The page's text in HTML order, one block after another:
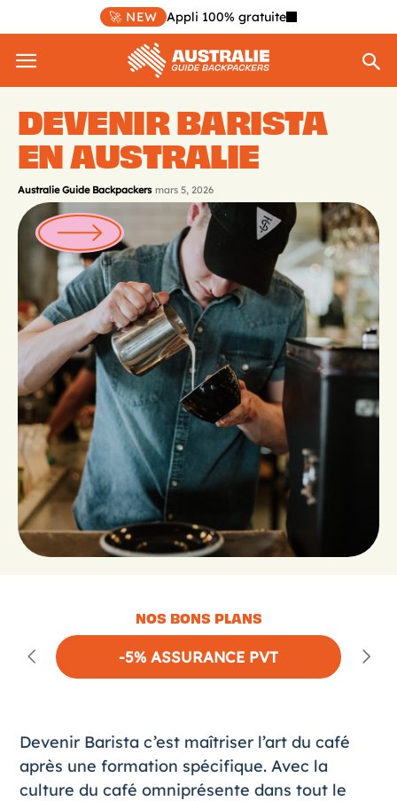
🚀 NEW Appli 100% gratuite
DEVENIR BARISTA
EN AUSTRALIE
Australie Guide Backpackers mars 5, 2026
NOS BONS PLANS
-5% ASSURANCE PVT
Devenir Barista c’est maîtriser l’art du café
après une formation spécifique. Avec la
culture du café omniprésente dans tout le